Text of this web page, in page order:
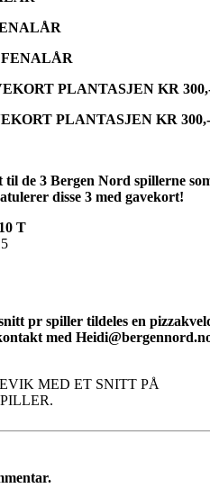
FENALÅR
PLANTASJEN KR
PLANTASJEN KR 300,-
de 3 Bergen Nord spillerne
disse 3 med gavekort!
T
pr spiller tildeles en
med
MED ET SNITT PÅ